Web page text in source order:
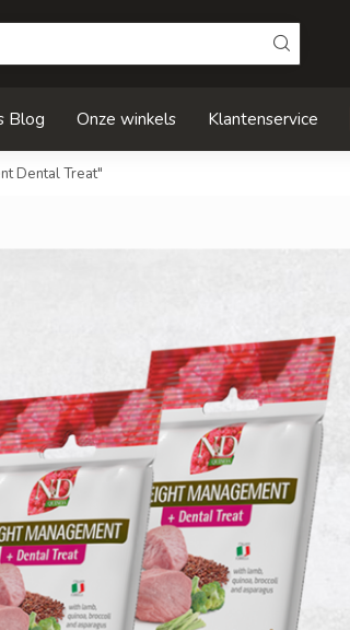
Blog Onze winkels Klantenservice
Dental Treat"